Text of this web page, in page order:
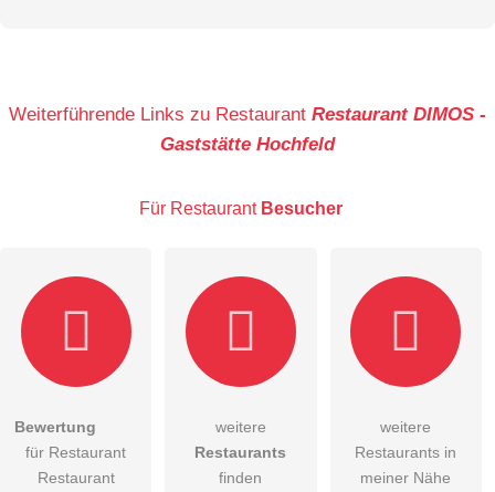
Die Datenschutzerklärunghabe ich zur Kenntnis genommen.
Weiterführende Links zu Restaurant Restaurant DIMOS -
Gaststätte Hochfeld
Für Restaurant Besucher
Bewertung
für Restaurant
Restaurant
weitere
Restaurants
finden
weitere
Restaurants in
meiner Nähe